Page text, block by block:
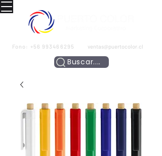
Fono: +56 993466295 ventas@puertocolor.cl
Buscar....